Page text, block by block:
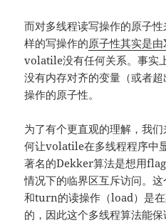
而对多线程读写操作的原子
样的写操作的原子性其实是
volatile没有任何关系。事实
没有内存对齐的变量（或者
操作的原子性。
为了有个更直观的理解，我
何让volatile在多线程程序中
著名的Dekker算法是想用
情况下的临界区互斥访问。
和turn的读操作（load）是
的，因此这个多线程算法能